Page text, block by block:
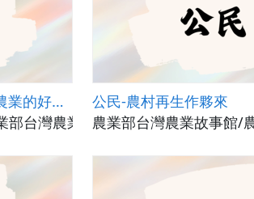
地理-智能機具 推動智慧農業的好幫手
部台灣農業故事館
公民-農村再生作夥來
農業部台灣農業故事館/